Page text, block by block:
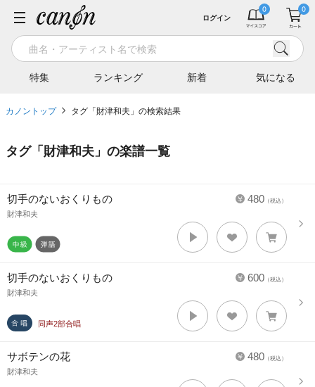
特集 ランキング 新着 気になる
ログイン
カノントップ タグ「財津和夫」の検索結果
タグ「 財津和夫 」の楽譜一覧
480 （税込）
切手のないおくりもの
財津和夫
600 （税込）
切手のないおくりもの
財津和夫
同声2部合唱
480 （税込）
サボテンの花
財津和夫